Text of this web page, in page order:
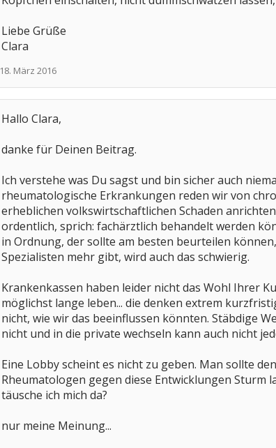
Liebe Grüße
Clara
18. März 2016
Hallo Clara,
danke für Deinen Beitrag.
Ich verstehe was Du sagst und bin sicher auch
rheumatologische Erkrankungen reden wir von
erheblichen volkswirtschaftlichen Schaden
ordentlich, sprich: fachärztlich behandelt werden
in Ordnung, der sollte am besten beurteilen
Spezialisten mehr gibt, wird auch das schwierig.
Krankenkassen haben leider nicht das Wohl Ihrer
möglichst lange leben... die denken extrem
nicht, wie wir das beeinflussen könnten. Stäbdige
nicht und in die private wechseln kann auch nicht
Eine Lobby scheint es nicht zu geben. Man sollte
Rheumatologen gegen diese Entwicklungen Sturm
täusche ich mich da?
nur meine Meinung...